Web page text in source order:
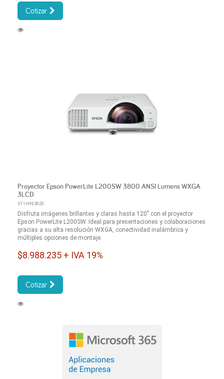
Cotizar
Proyector Epson PowerLite L200SW 3800 ANSI Lumens WXGA
3LCD
V11H993020.
Disfruta imágenes brillantes y claras hasta 120" con el proyector
Epson PowerLite L200SW. Ideal para presentaciones y colaboraciones
gracias a su alta resolución WXGA, conectividad inalámbrica y
múltiples opciones de montaje.
$8.988.235 + IVA 19%
Cotizar